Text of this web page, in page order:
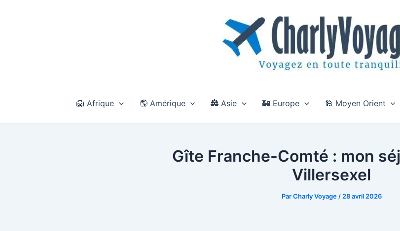
🦁 Afrique 🌎 Amérique 🏯 Asie 🏰 Europe 🕌 Moyen Orient
Gîte Franche-Comté : mon
Villersexel
ParCharly Voyage / 28 avril 2026